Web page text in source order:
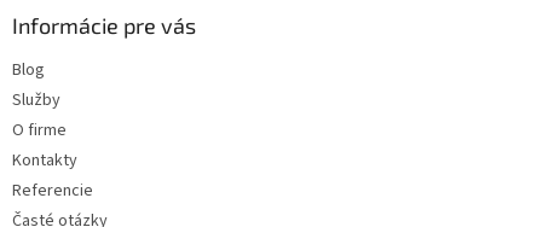
Informácie pre vás
Blog
Služby
O firme
Kontakty
Referencie
Časté otázky